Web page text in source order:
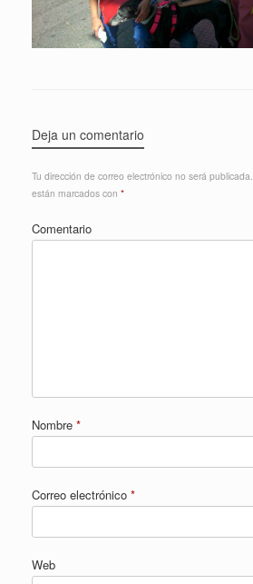
Deja un comentario
Tu dirección de correo electrónico no será publicada.
están marcados con *
Comentario
Nombre *
Correo electrónico *
Web